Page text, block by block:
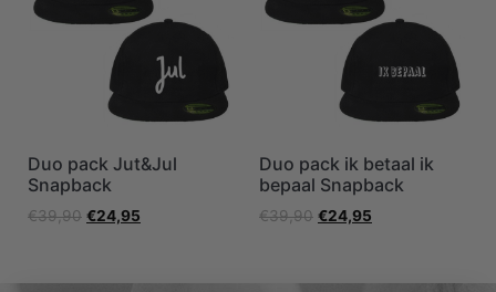
Duo pack Jut&Jul
Snapback
€39,90 €24,95
Duo pack ik betaal ik
bepaal Snapback
€39,90 €24,95